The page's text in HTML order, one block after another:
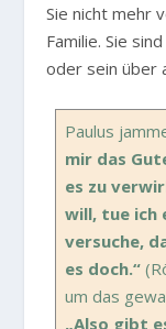
Sie nicht mehr
Familie. Sie
oder sein über
Paulus
mir das
es zu
will, tue ich
versuche,
es doch.“
um das
„Also gibt